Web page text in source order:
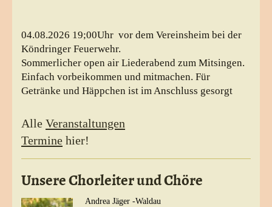
04.08.2026 19;00Uhr vor dem Vereinsheim bei der
Köndringer Feuerwehr.
Sommerlicher open air Liederabend zum Mitsingen.
Einfach vorbeikommen und mitmachen. Für
Getränke und Häppchen ist im Anschluss gesorgt
Alle Veranstaltungen
Termine hier!
Unsere Chorleiter und Chöre
Andrea Jäger -Waldau